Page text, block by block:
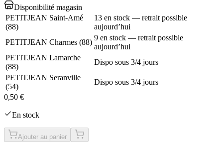
Disponibilité magasin
PETITJEAN Saint-Amé
(88)
13 en stock — retrait possible
aujourd’hui
PETITJEAN Charmes (88)
9 en stock — retrait possible
aujourd’hui
PETITJEAN Lamarche
(88)
Dispo sous 3/4 jours
PETITJEAN Seranville
(54)
Dispo sous 3/4 jours
0,50 €
En stock
Ajouter au panier